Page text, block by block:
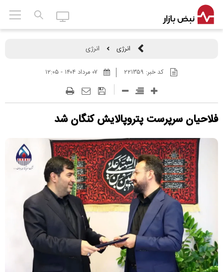
انرژی انرژی
کد خبر: ۲۲۱۳۵۹
فلاحیان سرپرست پتروپالایش کنگان شد